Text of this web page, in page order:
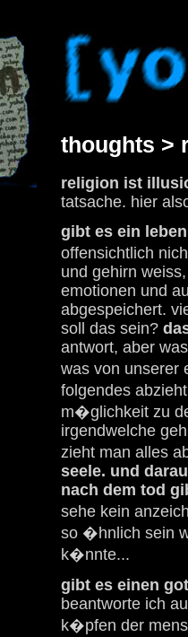
thoughts >
religion ist
tatsache. hier
gibt es ein
offensichtlich
und gehirn
emotionen und
abgespeichert.
soll das sein?
antwort, aber
was von unserer
folgendes
m�glichkeit zu
irgendwelche
zieht man alles
seele. und
nach dem tod
sehe kein
so �hnlich sein
k�nnte...
gibt es einen
beantworte ich
k�pfen der